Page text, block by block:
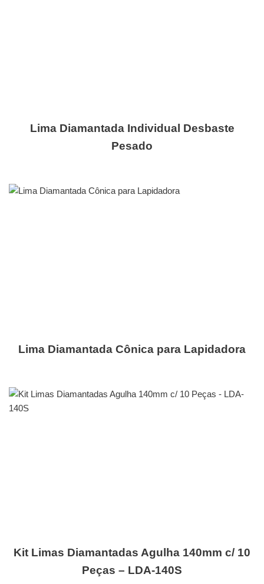
Lima Diamantada Individual Desbaste
Pesado
Lima Diamantada Cônica para Lapidadora
Kit Limas Diamantadas Agulha 140mm c/ 10
Peças – LDA-140S